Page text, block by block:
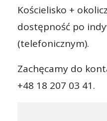
Kościelisko +
dostępność po
(telefonicznym).
Zachęcamy do
+48 18 207 03 41.